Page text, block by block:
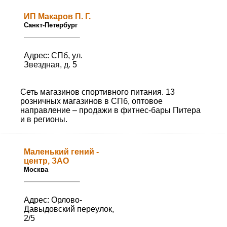
ИП Макаров П. Г.
Санкт-Петербург
Адрес: СПб, ул.
Звездная, д. 5
Сеть магазинов спортивного питания. 13
розничных магазинов в СПб, оптовое
направление – продажи в фитнес-бары Питера
и в регионы.
Маленький гений -
центр, ЗАО
Москва
Адрес: Орлово-
Давыдовский переулок,
2/5